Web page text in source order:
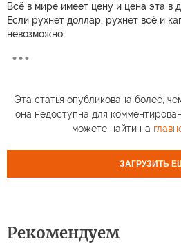
Всё в мире имеет цену и цена эта в
Если рухнет доллар, рухнет всё и
невозможно.
Эта статья опубликована более,
она недоступна для
можете найти на
ЗАГРУЗИТЬ
Рекомендуем